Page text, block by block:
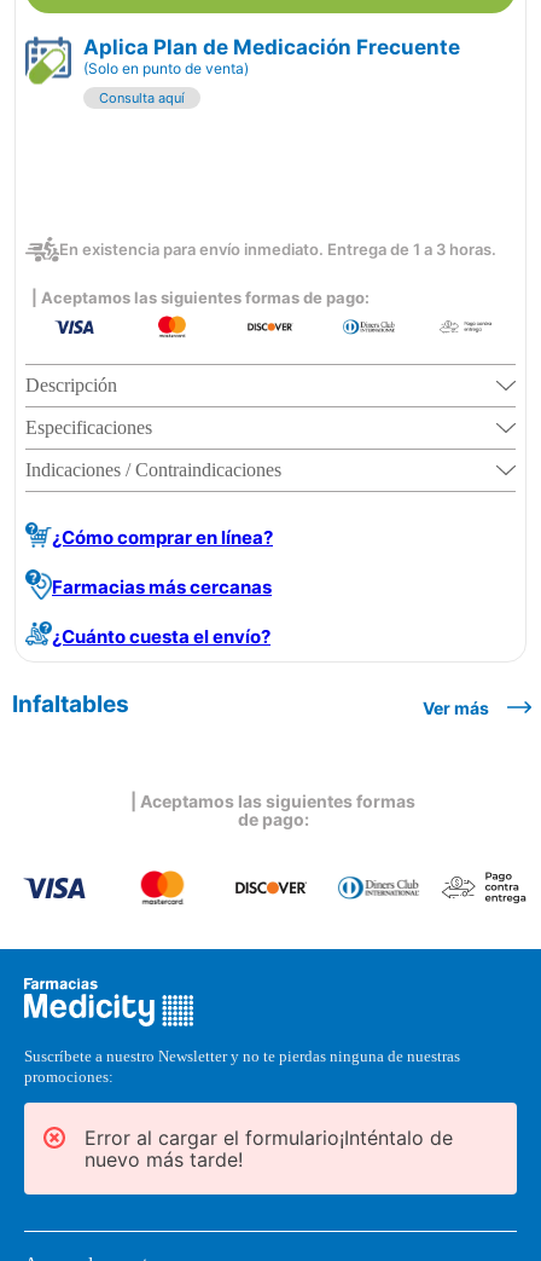
Aplica Plan de Medicación Frecuente
(Solo en punto de venta)
Consulta aquí
En existencia para envío inmediato. Entrega de 1 a 3 horas.
| Aceptamos las siguientes formas de pago:
Descripción
Especificaciones
Indicaciones / Contraindicaciones
¿Cómo comprar en línea?
Farmacias más cercanas
¿Cuánto cuesta el envío?
Infaltables Ver más
| Aceptamos las siguientes formas
de pago:
Suscríbete a nuestro Newsletter y no te pierdas ninguna de nuestras
promociones:
Error al cargar el formulario¡Inténtalo de
nuevo más tarde!